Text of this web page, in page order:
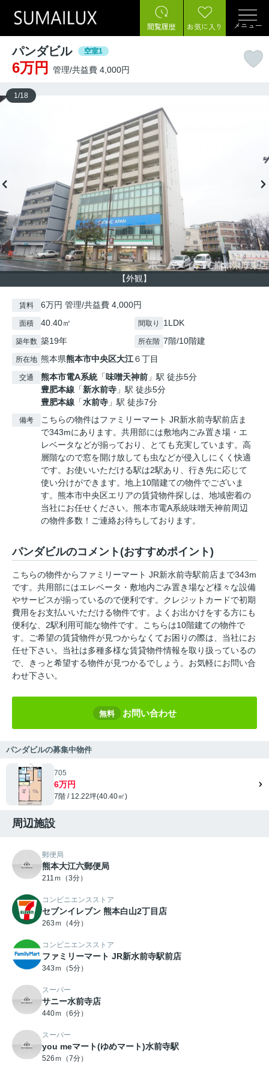
閲覧履歴 お気に入り メニュー
パンダビル 空室1
6万円 管理/共益費 4,000円
【外観】
1 /18
賃料 6万円 管理/共益費 4,000円
面積 40.40㎡ 間取り 1LDK
築年数 築19年 所在階 7階/10階建
所在地 熊本県熊本市中央区大江６丁目
交通 熊本市電A系統「 味噌天神前 」駅 徒歩5分
豊肥本線 「新水前寺 」駅 徒歩5分
豊肥本線 「水前寺 」駅 徒歩7分
備考
こちらの物件はファミリーマート JR新水前寺駅前店ま
で343mにあります。共用部には敷地内ごみ置き場・エ
レベータなどが揃っており、とても充実しています。高
層階なので窓を開け放しても虫などが侵入しにくく快適
です。お使いいただける駅は2駅あり、行き先に応じて
使い分けができます。地上10階建ての物件でございま
す。熊本市中央区エリアの賃貸物件探しは、地域密着の
当社にお任せください。熊本市電A系統味噌天神前周辺
の物件多数！ご連絡お待ちしております。
パンダビルのコメント(おすすめポイント)
こちらの物件からファミリーマート JR新水前寺駅前店まで343m
です。共用部にはエレベータ・敷地内ごみ置き場など様々な設備
やサービスが揃っているので便利です。クレジットカードで初期
費用をお支払いいただける物件です。よくお出かけをする方にも
便利な、2駅利用可能な物件です。こちらは10階建ての物件で
す。ご希望の賃貸物件が見つからなくてお困りの際は、当社にお
任せ下さい。当社は多種多様な賃貸物件情報を取り扱っているの
で、きっと希望する物件が見つかるでしょう。お気軽にお問い合
わせ下さい。
無料 お問い合わせ
パンダビルの募集中物件
705
6万円
7階 / 12.22坪(40.40㎡)
周辺施設
郵便局
熊本大江六郵便局
211ｍ（3分）
コンビニエンスストア
セブンイレブン 熊本白山2丁目店
263ｍ（4分）
コンビニエンスストア
ファミリーマート JR新水前寺駅前店
343ｍ（5分）
スーパー
サニー水前寺店
440ｍ（6分）
スーパー
you meマート(ゆめマート)水前寺駅
526ｍ（7分）